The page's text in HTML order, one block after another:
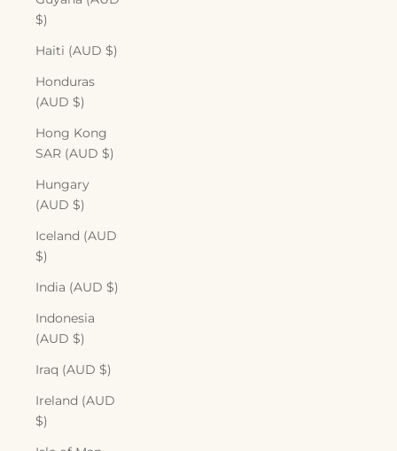
$)
Haiti (AUD $)
Honduras
(AUD $)
Hong Kong
SAR (AUD $)
Hungary
(AUD $)
Iceland (AUD
$)
India (AUD $)
Indonesia
(AUD $)
Iraq (AUD $)
Ireland (AUD
$)